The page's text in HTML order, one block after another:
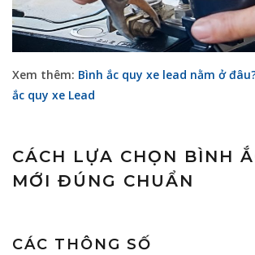
Xem thêm: Bình ắc quy xe lead nằm ở
ắc quy xe Lead
CÁCH LỰA CHỌN BÌNH
MỚI ĐÚNG CHUẨN
CÁC THÔNG SỐ